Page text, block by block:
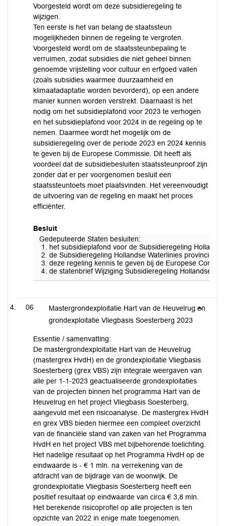
Voorgesteld wordt om deze subsidieregeling te
wijzigen.
Ten eerste is het van belang de staatssteun
mogelijkheden binnen de regeling te vergroten.
Voorgesteld wordt om de staatssteunbepaling te
verruimen, zodat subsidies die niet geheel binnen
genoemde vrijstelling voor cultuur en erfgoed vallen
(zoals subsidies waarmee duurzaamheid en
klimaatadaptatie worden bevorderd), op een andere
manier kunnen worden verstrekt. Daarnaast is het
nodig om het subsidieplafond voor 2023 te verhogen
en het subsidieplafond voor 2024 in de regeling op te
nemen. Daarmee wordt het mogelijk om de
subsidieregeling over de periode 2023 en 2024 kennis
te geven bij de Europese Commissie. Dit heeft als
voordeel dat de subsidiebesluiten staatssteunproof zijn
zonder dat er per voorgenomen besluit een
staatssteuntoets moet plaatsvinden. Het vereenvoudigt
de uitvoering van de regeling en maakt het proces
efficiënter.
Besluit
Gedeputeerde Staten besluiten:
het subsidieplafond voor de Subsidieregeling
de Subsidieregeling Hollandse Waterlinies provincie
deze regeling kennis te geven bij de Europese
de statenbrief Wijziging Subsidieregeling Hollandse
06
Mastergrondexploitatie Hart van de Heuvelrug en
grondexploitatie Vliegbasis Soesterberg 2023
Essentie / samenvatting:
De mastergrondexploitatie Hart van de Heuvelrug
(mastergrex HvdH) en de grondexploitatie Vliegbasis
Soesterberg (grex VBS) zijn integrale weergaven van
alle per 1-1-2023 geactualiseerde grondexploitaties
van de projecten binnen het programma Hart van de
Heuvelrug en het project Vliegbasis Soesterberg,
aangevuld met een risicoanalyse. De mastergrex HvdH
en grex VBS bieden hiermee een compleet overzicht
van de financiële stand van zaken van het Programma
HvdH en het project VBS met bijbehorende toelichting.
Het nadelige resultaat op het Programma HvdH op de
eindwaarde is - € 1 mln. na verrekening van de
afdracht van de bijdrage van de woonwijk. De
grondexploitatie Vliegbasis Soesterberg heeft een
positief resultaat op eindwaarde van circa € 3,8 mln.
Het berekende risicoprofiel op alle projecten is ten
opzichte van 2022 in enige mate toegenomen.